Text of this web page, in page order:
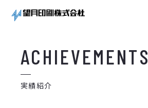
ACHIEVEMENTS
実績紹介